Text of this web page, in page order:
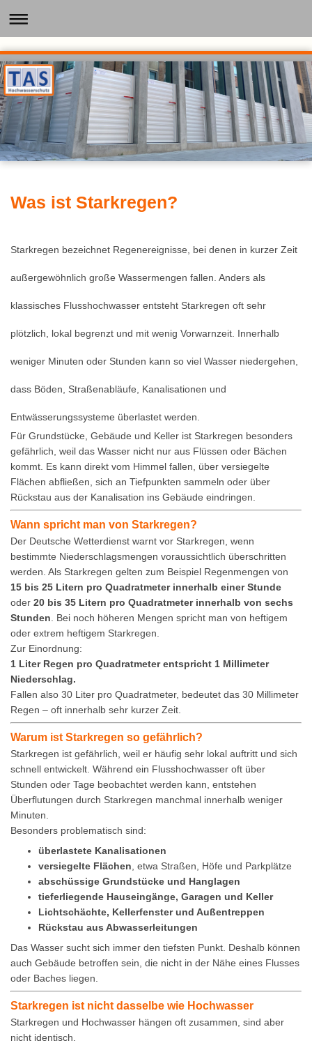
Was ist Starkregen?
Starkregen bezeichnet Regenereignisse, bei denen in kurzer Zeit
außergewöhnlich große Wassermengen fallen. Anders als
klassisches Flusshochwasser entsteht Starkregen oft sehr
plötzlich, lokal begrenzt und mit wenig Vorwarnzeit. Innerhalb
weniger Minuten oder Stunden kann so viel Wasser niedergehen,
dass Böden, Straßenabläufe, Kanalisationen und
Entwässerungssysteme überlastet werden.
Für Grundstücke, Gebäude und Keller ist Starkregen besonders
gefährlich, weil das Wasser nicht nur aus Flüssen oder Bächen
kommt. Es kann direkt vom Himmel fallen, über versiegelte
Flächen abfließen, sich an Tiefpunkten sammeln oder über
Rückstau aus der Kanalisation ins Gebäude eindringen.
Wann spricht man von Starkregen?
Der Deutsche Wetterdienst warnt vor Starkregen, wenn
bestimmte Niederschlagsmengen voraussichtlich überschritten
werden. Als Starkregen gelten zum Beispiel Regenmengen von
15 bis 25 Litern pro Quadratmeter innerhalb einer Stunde
oder 20 bis 35 Litern pro Quadratmeter innerhalb von sechs
Stunden. Bei noch höheren Mengen spricht man von heftigem
oder extrem heftigem Starkregen.
Zur Einordnung:
1 Liter Regen pro Quadratmeter entspricht 1 Millimeter
Niederschlag.
Fallen also 30 Liter pro Quadratmeter, bedeutet das 30 Millimeter
Regen – oft innerhalb sehr kurzer Zeit.
Warum ist Starkregen so gefährlich?
Starkregen ist gefährlich, weil er häufig sehr lokal auftritt und sich
schnell entwickelt. Während ein Flusshochwasser oft über
Stunden oder Tage beobachtet werden kann, entstehen
Überflutungen durch Starkregen manchmal innerhalb weniger
Minuten.
Besonders problematisch sind:
überlastete Kanalisationen
versiegelte Flächen, etwa Straßen, Höfe und Parkplätze
abschüssige Grundstücke und Hanglagen
tieferliegende Hauseingänge, Garagen und Keller
Lichtschächte, Kellerfenster und Außentreppen
Rückstau aus Abwasserleitungen
Das Wasser sucht sich immer den tiefsten Punkt. Deshalb können
auch Gebäude betroffen sein, die nicht in der Nähe eines Flusses
oder Baches liegen.
Starkregen ist nicht dasselbe wie Hochwasser
Starkregen und Hochwasser hängen oft zusammen, sind aber
nicht identisch.